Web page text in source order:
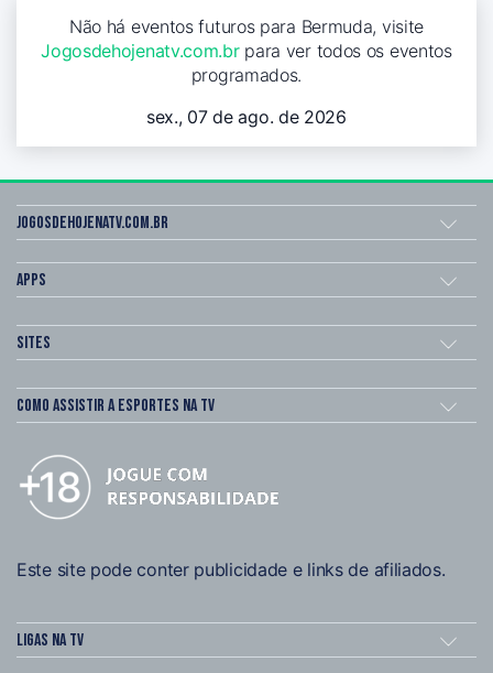
Não há eventos futuros para Bermuda, visite
Jogosdehojenatv.com.brpara ver todos os eventos
programados.
sex., 07 de ago. de 2026
Jogosdehojenatv.com.br
Apps
Sites
Como assistir a esportes na TV
Este site pode conter publicidade e links de afiliados.
Ligas na TV